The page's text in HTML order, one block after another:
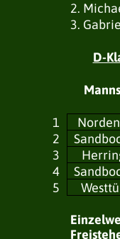
2.
3.
D-
1
2
3
4
5